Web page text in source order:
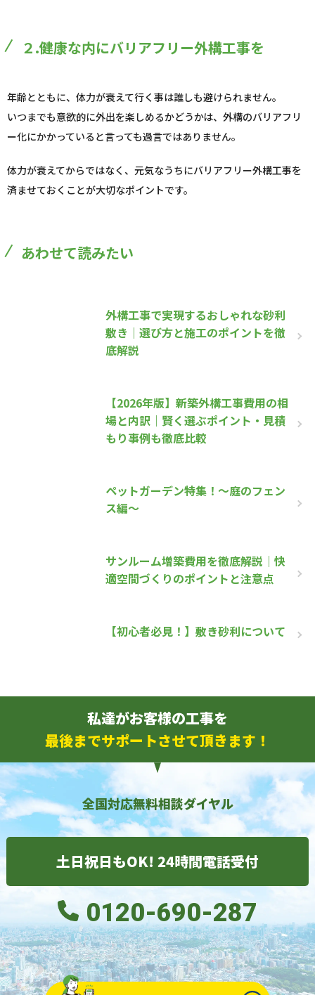
２.健康な内にバリアフリー外構工事を
年齢とともに、体力が衰えて行く事は誰しも避けられません。
いつまでも意欲的に外出を楽しめるかどうかは、外構のバリアフリ
ー化にかかっていると言っても過言ではありません。
体力が衰えてからではなく、元気なうちにバリアフリー外構工事を
済ませておくことが大切なポイントです。
あわせて読みたい
外構工事で実現するおしゃれな砂利
敷き｜選び方と施工のポイントを徹
底解説
【2026年版】新築外構工事費用の相
場と内訳｜賢く選ぶポイント・見積
もり事例も徹底比較
ペットガーデン特集！～庭のフェン
ス編～
サンルーム増築費用を徹底解説｜快
適空間づくりのポイントと注意点
【初心者必見！】敷き砂利について
私達がお客様の工事を
最後までサポートさせて頂きます！
全国対応無料相談ダイヤル
土日祝日もOK! 24時間電話受付
0120-690-287